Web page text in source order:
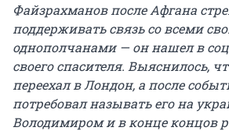
Файзрахманов после Афгана
поддерживать связь со всеми
однополчанами — он нашел в
своего спасителя. Выяснилось,
переехал в Лондон, а после
потребовал называть его на
Володимиром и в конце концов